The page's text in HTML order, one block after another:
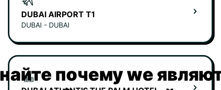
DUBAI AIRPORT T1
DUBAI - DUBAI
почему we